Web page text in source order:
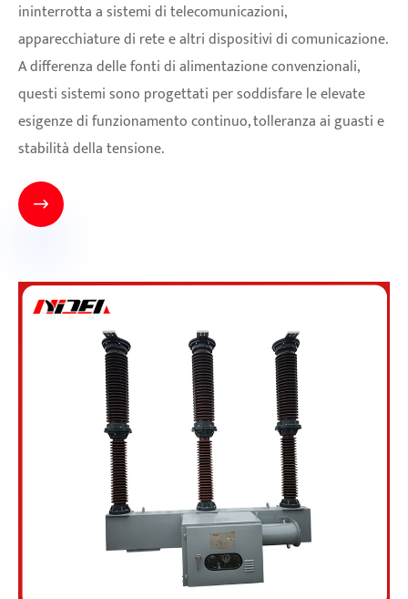
ininterrotta a sistemi di telecomunicazioni,
apparecchiature di rete e altri dispositivi di comunicazione.
A differenza delle fonti di alimentazione convenzionali,
questi sistemi sono progettati per soddisfare le elevate
esigenze di funzionamento continuo, tolleranza ai guasti e
stabilità della tensione.
